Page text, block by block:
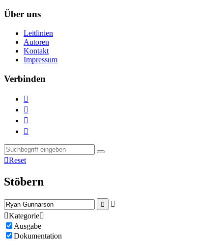
Über uns
Leitlinien
Autoren
Kontakt
Impressum
Verbinden




Reset
Stöbern


Kategorie
Ausgabe
Dokumentation